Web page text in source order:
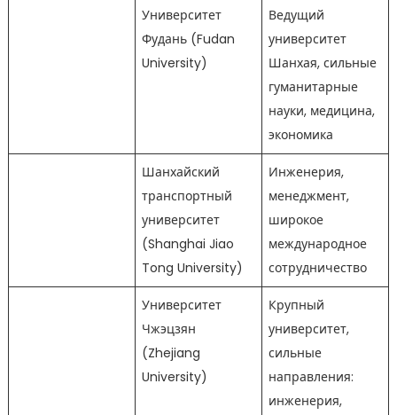
Университет
Фудань (Fudan
University)
Ведущий
университет
Шанхая, сильные
гуманитарные
науки, медицина,
экономика
Шанхайский
транспортный
университет
(Shanghai Jiao
Tong University)
Инженерия,
менеджмент,
широкое
международное
сотрудничество
Университет
Чжэцзян
(Zhejiang
University)
Крупный
университет,
сильные
направления:
инженерия,